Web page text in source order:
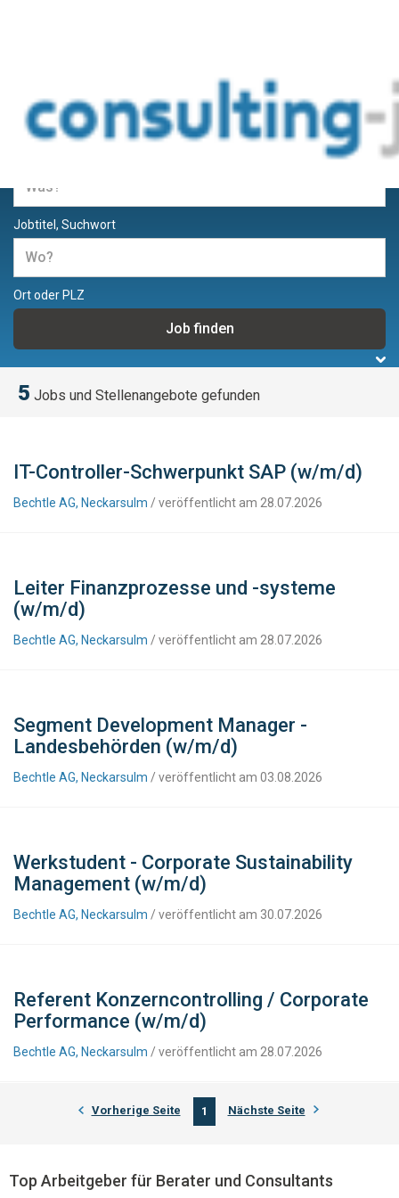
Jobs und Stellenangebote für
Berater und Consultants
Jobtitel, Suchwort
Ort oder PLZ
5 Jobs und Stellenangebote gefunden
IT-Controller-Schwerpunkt SAP (w/m/d)
Bechtle AG, Neckarsulm / veröffentlicht am 28.07.2026
Leiter Finanzprozesse und -systeme
(w/m/d)
Bechtle AG, Neckarsulm / veröffentlicht am 28.07.2026
Segment Development Manager -
Landesbehörden (w/m/d)
Bechtle AG, Neckarsulm / veröffentlicht am 03.08.2026
Werkstudent - Corporate Sustainability
Management (w/m/d)
Bechtle AG, Neckarsulm / veröffentlicht am 30.07.2026
Referent Konzerncontrolling / Corporate
Performance (w/m/d)
Bechtle AG, Neckarsulm / veröffentlicht am 28.07.2026
Vorherige Seite 1 Nächste Seite
Top Arbeitgeber für Berater und Consultants